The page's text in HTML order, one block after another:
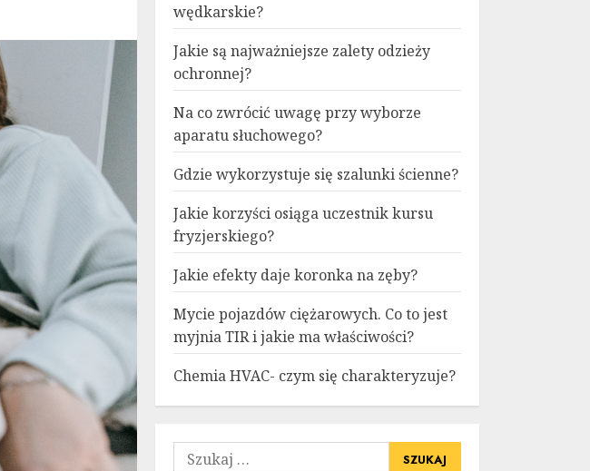
wędkarskie?
Jakie są najważniejsze zalety odzieży
ochronnej?
Na co zwrócić uwagę przy wyborze
aparatu słuchowego?
Gdzie wykorzystuje się szalunki ścienne?
Jakie korzyści osiąga uczestnik kursu
fryzjerskiego?
Jakie efekty daje koronka na zęby?
Mycie pojazdów ciężarowych. Co to jest
myjnia TIR i jakie ma właściwości?
Chemia HVAC- czym się charakteryzuje?
Szukaj: